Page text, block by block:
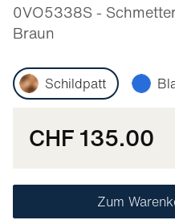
0VO5338S -
Braun
Schildpatt
CHF 135.00
Zum